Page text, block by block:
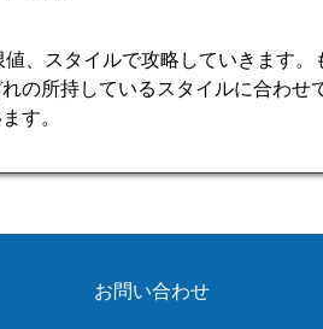
、スタイルで攻略していきます。
の所持しているスタイルに合わせ
す。
お問い合わせ